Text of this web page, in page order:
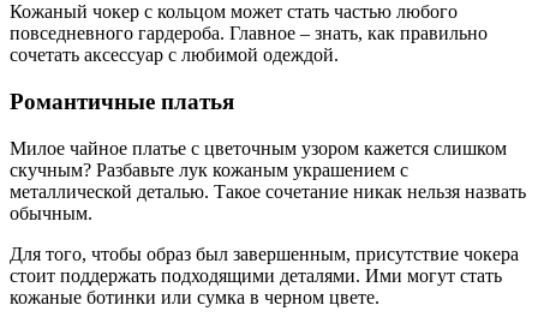
Кожаный чокер с кольцом может стать частью любого
повседневного гардероба. Главное – знать, как правильно
сочетать аксессуар с любимой одеждой.
Романтичные платья
Милое чайное платье с цветочным узором кажется слишком
скучным? Разбавьте лук кожаным украшением с
металлической деталью. Такое сочетание никак нельзя назвать
обычным.
Для того, чтобы образ был завершенным, присутствие чокера
стоит поддержать подходящими деталями. Ими могут стать
кожаные ботинки или сумка в черном цвете.